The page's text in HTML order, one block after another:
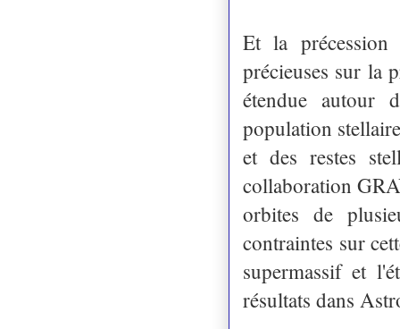
Et la
précieuses sur la
étendue autour
population
et des restes
collaboration
orbites de
contraintes sur
supermassif et
résultats dans